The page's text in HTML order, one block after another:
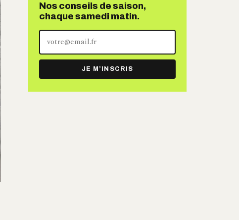
Nos conseils de saison,
chaque samedi matin.
adresse
mail
JE M’INSCRIS